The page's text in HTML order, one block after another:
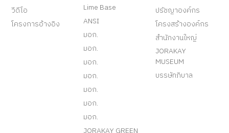
วีดีโอ
โครงการอ้างอิง
Lime Base
ANSI
มอก.
มอก.
มอก.
มอก.
มอก.
มอก.
มอก.
JORAKAY GREEN
ปรัชญาองค์กร
โครงสร้างองค์กร
สำนักงานใหญ่
JORAKAY
MUSEUM
บรรษัทภิบาล